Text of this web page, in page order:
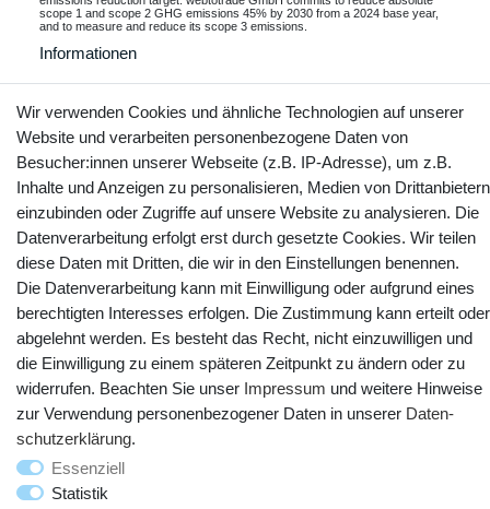
scope 1 and scope 2 GHG emissions 45% by 2030 from a 2024 base year,
and to measure and reduce its scope 3 emissions.
Informationen
Vertrag widerrufen Kontakt
YouTube Facebook Instagram
© Copyright 2025 webtotrade GmbH. Alle Rechte vorbehalten.
Wir verwenden Cookies und ähnliche Technologien auf unserer
Website und verarbeiten personenbezogene Daten von
Besucher:innen unserer Webseite (z.B. IP-Adresse), um z.B.
Inhalte und Anzeigen zu personalisieren, Medien von Drittanbietern
einzubinden oder Zugriffe auf unsere Website zu analysieren. Die
Datenverarbeitung erfolgt erst durch gesetzte Cookies. Wir teilen
diese Daten mit Dritten, die wir in den Einstellungen benennen.
Die Datenverarbeitung kann mit Einwilligung oder aufgrund eines
berechtigten Interesses erfolgen. Die Zustimmung kann erteilt oder
abgelehnt werden. Es besteht das Recht, nicht einzuwilligen und
die Einwilligung zu einem späteren Zeitpunkt zu ändern oder zu
widerrufen. Beachten Sie unser Impressum und weitere Hinweise
zur Verwendung personenbezogener Daten in unserer Daten­
schutz­erklärung.
Essenziell
Statistik